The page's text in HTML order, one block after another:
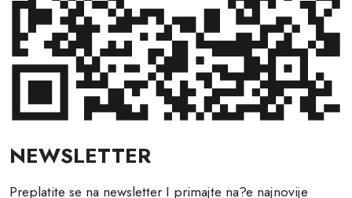
NEWSLETTER
Preplatite se na newsletter I primajte na?e najnovije